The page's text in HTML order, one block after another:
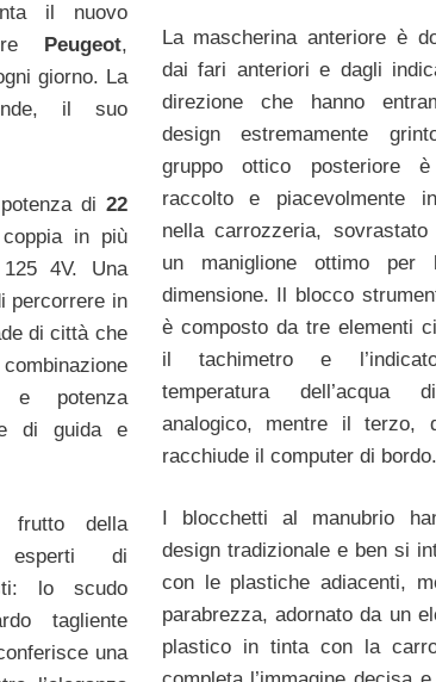
La mascherina anteriore è
dai fari anteriori e dagli
direzione che hanno
design estremamente
gruppo ottico posteriore
raccolto e piacevolmente
nella carrozzeria,
un maniglione ottimo per
dimensione. Il blocco
è composto da tre elementi
il tachimetro e
temperatura dell’acqua
analogico, mentre il terzo,
racchiude il computer di bordo.
I blocchetti al manubrio
design tradizionale e ben si
con le plastiche adiacenti,
parabrezza, adornato da un
plastico in tinta con la
il nuovo
Peugeot,
giorno. La
il suo
di 22
in più
4V. Una
percorrere in
di città che
e potenza
di guida e
della
esperti di
lo scudo
tagliente
una